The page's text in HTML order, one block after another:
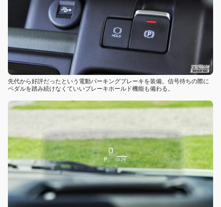
先代から好評だったという電動パーキングブレーキを装備。信号待ちの際に
ペダルを踏み続けなくていいブレーキホールド機能も備わる。